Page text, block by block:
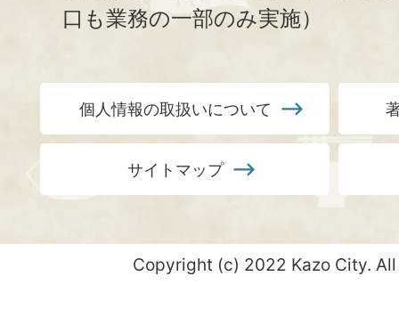
口も業務の一部のみ実施）
個人情報の取扱いについて
サイトマップ
Copyright (c) 2022 Kazo City.